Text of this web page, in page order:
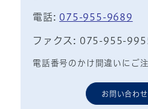
電話: 075-955-9689
ファクス: 075-955-
電話番号のかけ間違いにご
お問い合わ